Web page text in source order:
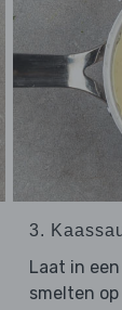
3.
Laat in
smelten